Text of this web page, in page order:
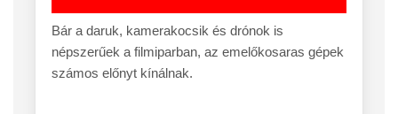
Bár a daruk, kamerakocsik és drónok is
népszerűek a filmiparban, az emelőkosaras gépek
számos előnyt kínálnak.